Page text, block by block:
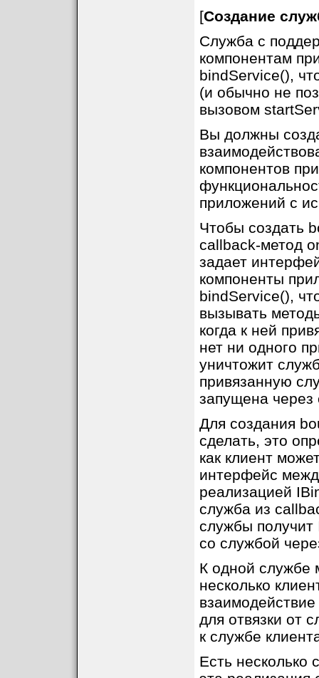
[Создание
Служба с
компонентам
bindService(),
(и обычно не
вызовом
Вы должны
компонентов
приложений с
Чтобы создать
callback-метод
задает
компоненты
bindService(),
вызывать
когда к ней
нет ни одного
уничтожит
привязанную
запущена через
Для создания
сделать, это
как клиент
интерфейс
реализацией
служба из
службы получит
со службой
К одной службе
несколько
для отвязки от
к службе
Есть несколько